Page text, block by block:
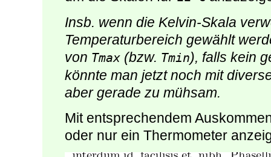
Insb. wenn die Kelvin-Skala
Temperaturbereich gewählt
von Tmax (bzw. Tmin), falls kein
könnte man jetzt noch mit
aber gerade zu mühsam.
Mit entsprechendem
oder nur ein Thermometer